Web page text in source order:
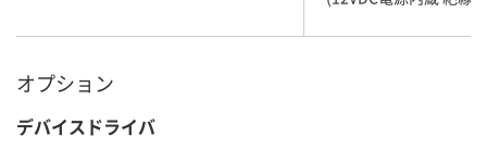
オプション
デバイスドライバ